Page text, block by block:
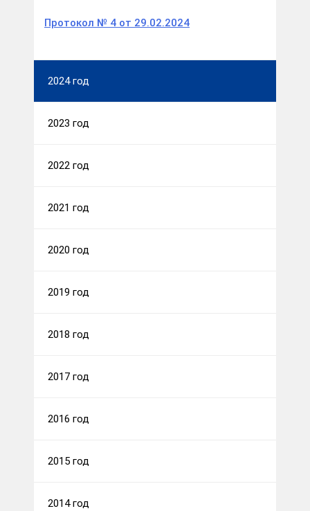
Протокол № 4 от 29.02.2024
2024 год
2023 год
2022 год
2021 год
2020 год
2019 год
2018 год
2017 год
2016 год
2015 год
2014 год